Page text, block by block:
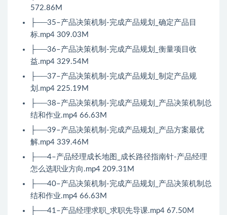
572.86M
├──35–产品决策机制-完成产品规划_确定产品目
标.mp4 309.03M
├──36–产品决策机制-完成产品规划_衡量项目收
益.mp4 329.54M
├──37–产品决策机制-完成产品规划_制定产品规
划.mp4 225.19M
├──38–产品决策机制-完成产品规划_产品决策机制总
结和作业.mp4 66.63M
├──39–产品决策机制-完成产品规划_产品方案最优
解.mp4 339.46M
├──4–产品经理成长地图_成长路径指南针-产品经理
怎么选职业方向.mp4 209.31M
├──40–产品决策机制-完成产品规划_产品决策机制总
结和作业.mp4 66.63M
├──41–产品经理求职_求职先导课.mp4 67.50M